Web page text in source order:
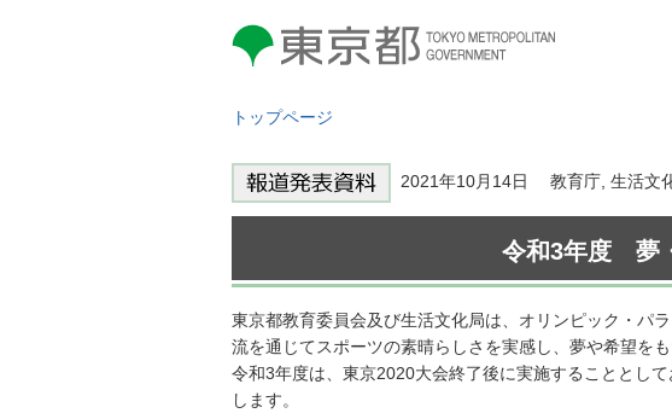
東京都 TOKYO METROPOLITAN
GOVERNMENT
トップページ
2021年10月14日 教育庁, 生活文
令和3年度 夢
東京都教育委員会及び生活文化局は、オリンピック・パ
流を通じてスポーツの素晴らしさを実感し、夢や希望を
令和3年度は、東京2020大会終了後に実施することとし
します。